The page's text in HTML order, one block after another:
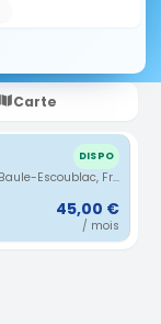
Carte
DISPO
13 Avenue Des Mimosas, 44500 La Baule-Escoublac, France · 3.88 km
45,00 €
/ mois